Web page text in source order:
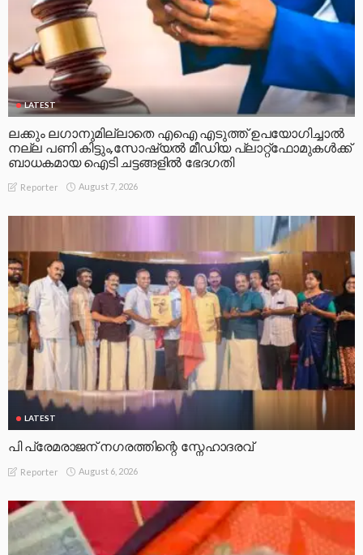
LATEST
ലക്കും ലഗാനുമില്ലാതെ എഐ എടുത്ത് ഉപയോഗിച്ചാല്‍
നല്ല പണി കിട്ടും,സോഷ്യല്‍ മീഡിയ പ്ലാറ്റ്‌ഫോമുകള്‍ക്ക്
ബാധകമായ ഐടി ചട്ടങ്ങളില്‍ ഭേദഗതി
Reporter August 7, 2026
LATEST
പി പ്രേമരാജന് നഗരത്തിന്റെ സ്നേഹാദരവ്
Reporter August 6, 2026